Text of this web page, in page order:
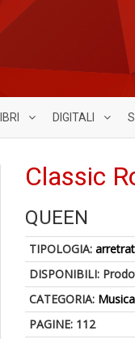
LIBRI DIGITALI
Classic
QUEEN
TIPOLOGIA:
DISPONIBILI:
CATEGORIA: Musica
PAGINE: 112